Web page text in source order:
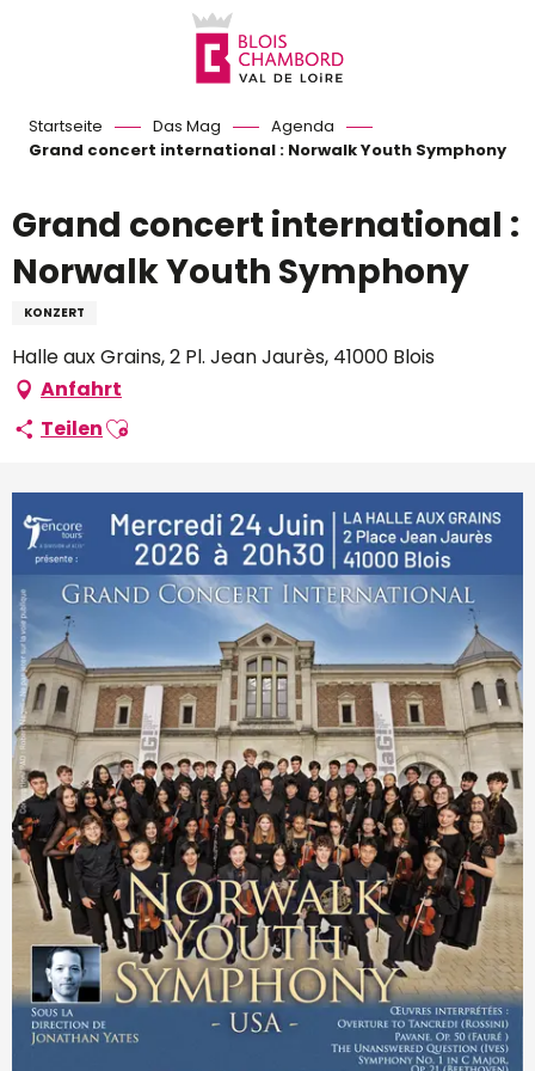
Startseite Das Mag
Agenda
Grand concert international : Norwalk Youth Symphony
Grand concert international :
Norwalk Youth Symphony
KONZERT
Halle aux Grains, 2 Pl. Jean Jaurès, 41000 Blois
Anfahrt
TeilenAjouter aux favoris